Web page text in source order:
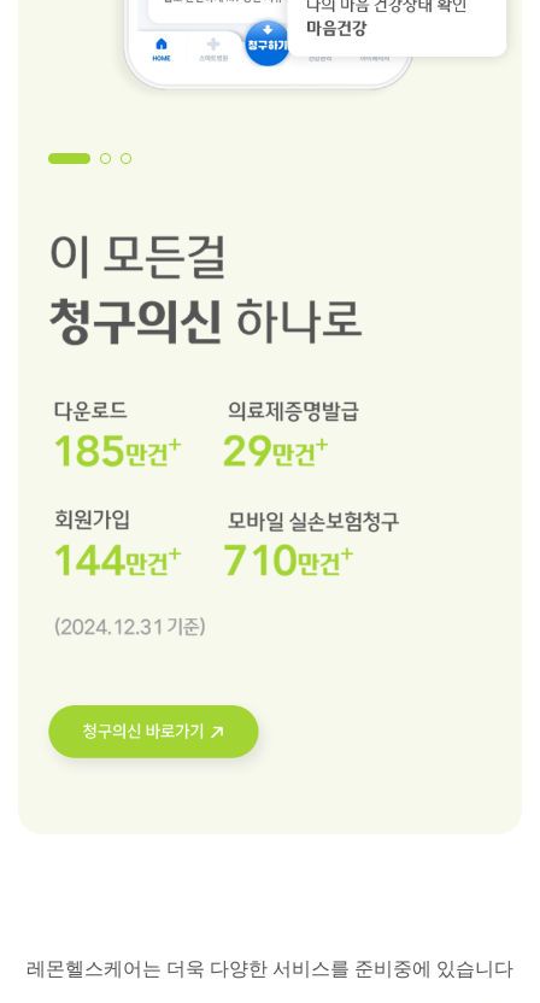
레몬헬스케어는 더욱 다양한 서비스를 준비중에 있습니다